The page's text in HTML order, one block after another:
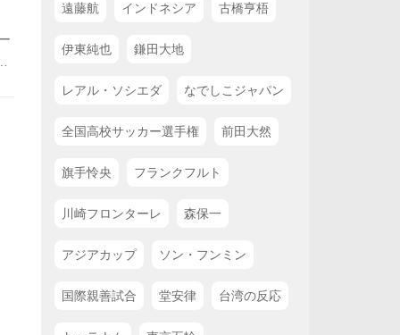
遠藤航 インドネシア 古橋亨梧
伊東純也 鎌田大地
レアル・ソシエダ なでしこジャパン
全国高校サッカー選手権 前田大然
旗手怜央 フランクフルト
川崎フロンターレ 森保一
アジアカップ ソン・フンミン
国際親善試合 堂安律 台湾の反応